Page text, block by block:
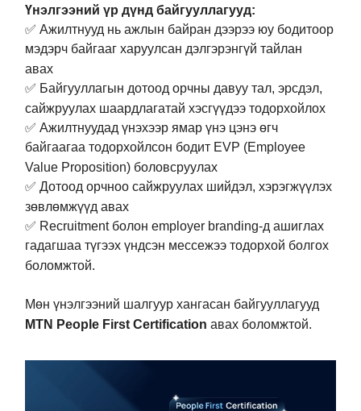
Үнэлгээний үр дүнд байгууллагууд:
✅ Ажилтнууд нь ажлын байран дээрээ юу бодитоор
мэдэрч байгааг харуулсан дэлгэрэнгүй тайлан
авах
✅ Байгууллагын дотоод орчны давуу тал, эрсдэл,
сайжруулах шаардлагатай хэсгүүдээ тодорхойлох
✅ Ажилтнуудад үнэхээр ямар үнэ цэнэ өгч
байгаагаа тодорхойлсон бодит EVP (Employee
Value Proposition) боловсруулах
✅ Дотоод орчноо сайжруулах шийдэл, хэрэгжүүлэх
зөвлөмжүүд авах
✅ Recruitment болон employer branding-д ашиглах
гадагшаа түгээх үндсэн мессежээ тодорхой болгох
боломжтой.
Мөн үнэлгээний шалгуур хангасан байгууллагууд
MTN People First Certification авах боломжтой.